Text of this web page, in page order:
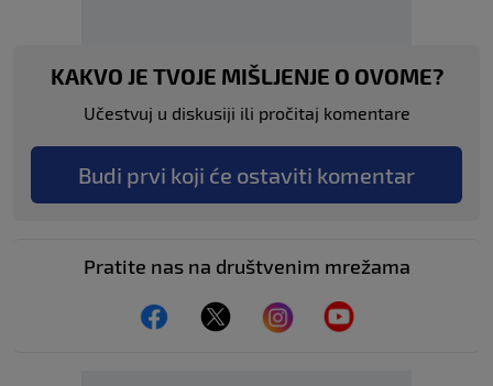
KAKVO JE TVOJE MIŠLJENJE O OVOME?
Učestvuj u diskusiji ili pročitaj komentare
Budi prvi koji će ostaviti komentar
Pratite nas na društvenim mrežama